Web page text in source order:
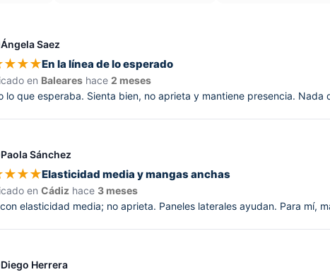
Ángela Saez
★★★En la línea de lo esperado
en Baleares hace2 meses
lo que esperaba. Sienta bien, no aprieta y mantiene presencia. Nada
Paola Sánchez
★★★Elasticidad media y mangas anchas
enCádiz hace 3 meses
elasticidad media; no aprieta. Paneles laterales ayudan. Para mí,
Diego Herrera